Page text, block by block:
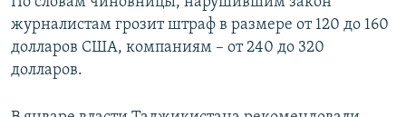
журналистам грозит штраф в размере от 120 до 160
долларов США, компаниям – от 240 до 320
долларов.